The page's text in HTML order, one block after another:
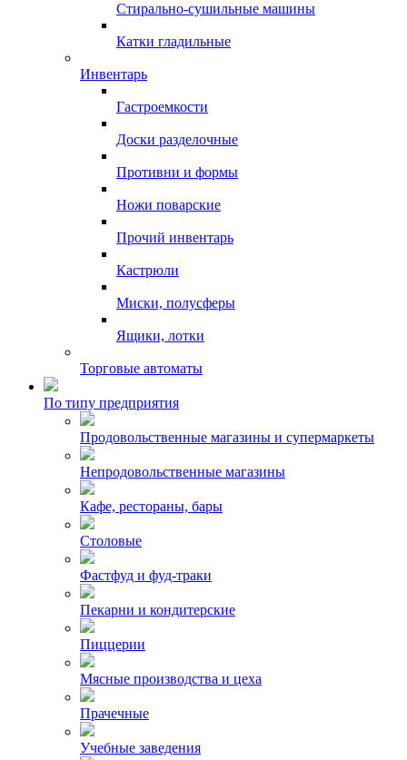
Стирально-сушильные машины
Катки гладильные
Инвентарь
Гастроемкости
Доски разделочные
Противни и формы
Ножи поварские
Прочий инвентарь
Кастрюли
Миски, полусферы
Ящики, лотки
Торговые автоматы
По типу предприятия
Продовольственные магазины и супермаркеты
Непродовольственные магазины
Кафе, рестораны, бары
Столовые
Фастфуд и фуд-траки
Пекарни и кондитерские
Пиццерии
Мясные производства и цеха
Прачечные
Учебные заведения